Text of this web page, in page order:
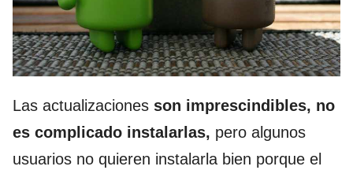
Las actualizaciones son imprescindibles, no
es complicado instalarlas, pero algunos
usuarios no quieren instalarla bien porque el